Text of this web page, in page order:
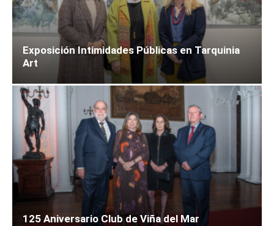
Exposición Intimidades Públicas en Tarquinia
Art
125 Aniversario Club de Viña del Mar